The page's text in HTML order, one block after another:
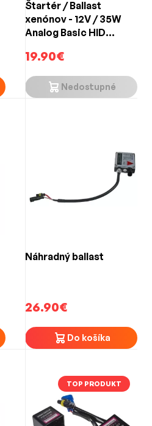
Štartér / Ballast
xenónov - 12V / 35W
Analog Basic HID
19.90€
Nedostupné
Náhradný ballast
26.90€
Do košíka
TOP PRODUKT